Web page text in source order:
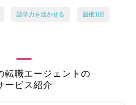
語学力を活かせる 面接1回
転職エージェントの
ービス紹介